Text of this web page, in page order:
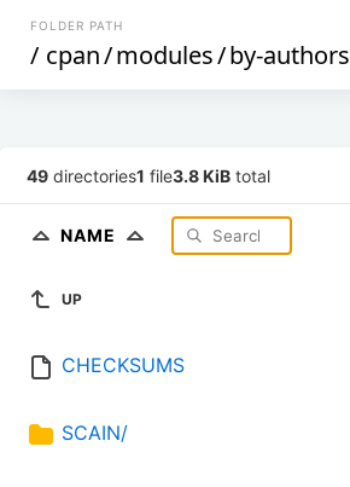
FOLDER PATH
/ cpan/modules/by-authors
49 directories1 file3.8 KiB total
NAME
UP
CHECKSUMS
SCAIN/